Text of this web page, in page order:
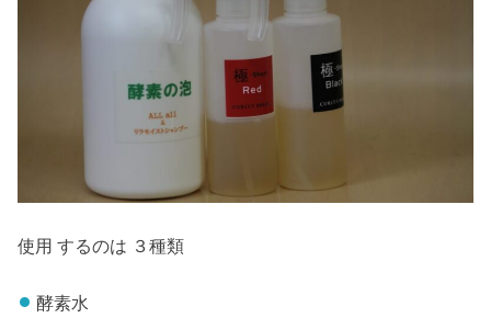
使用 するのは ３種類
酵素水